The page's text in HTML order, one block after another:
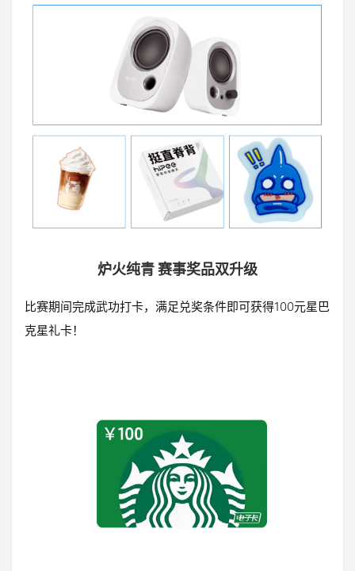
炉火纯青 赛事奖品双升级
比赛期间完成武功打卡，满足兑奖条件即可获得100元星巴
克星礼卡！